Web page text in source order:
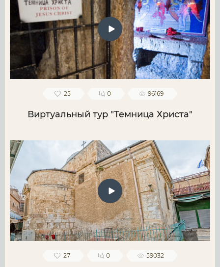
25 0 96169
Виртуальный тур "Темница Христа"
27 0 59032